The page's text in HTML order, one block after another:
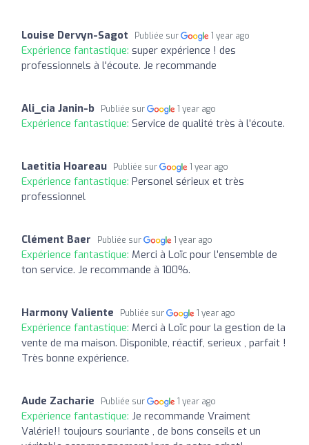
Louise Dervyn-Sagot Publiée sur 1 year ago
Expérience fantastique: super expérience ! des
professionnels à l'écoute. Je recommande
Ali_cia Janin-b Publiée sur 1 year ago
Expérience fantastique: Service de qualité très à l’écoute.
Laetitia Hoareau Publiée sur 1 year ago
Expérience fantastique: Personel sérieux et très
professionnel
Clément Baer Publiée sur 1 year ago
Expérience fantastique: Merci à Loïc pour l’ensemble de
ton service. Je recommande à 100%.
Harmony Valiente Publiée sur 1 year ago
Expérience fantastique: Merci à Loïc pour la gestion de la
vente de ma maison. Disponible, réactif, serieux , parfait !
Très bonne expérience.
Aude Zacharie Publiée sur 1 year ago
Expérience fantastique: Je recommande Vraiment
Valérie!! toujours souriante , de bons conseils et un